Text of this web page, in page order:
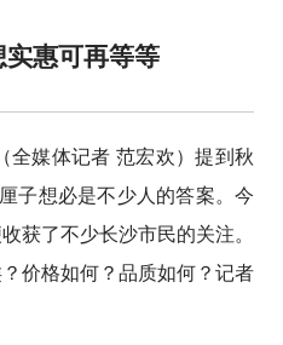
惠可再等等
媒体记者 范宏欢）提到秋
子想必是不少人的答案。今
获了不少长沙市民的关注。
价格如何？品质如何？记者